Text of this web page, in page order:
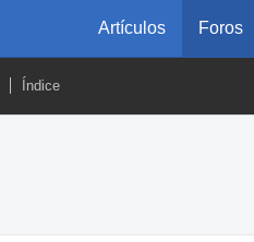
Artículos Foros
Índice